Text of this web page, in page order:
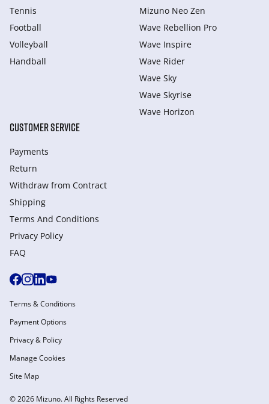
Tennis
Football
Volleyball
Handball
Mizuno Neo Zen
Wave Rebellion Pro
Wave Inspire
Wave Rider
Wave Sky
Wave Skyrise
Wave Horizon
CUSTOMER SERVICE
Payments
Return
Withdraw from Сontract
Shipping
Terms And Conditions
Privacy Policy
FAQ
© 2026 Mizuno. All Rights Reserved
Terms & Conditions
Payment Options
Privacy & Policy
Manage Cookies
Site Map